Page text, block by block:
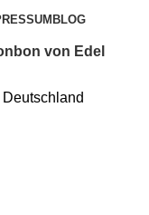
BLOG
von Edel